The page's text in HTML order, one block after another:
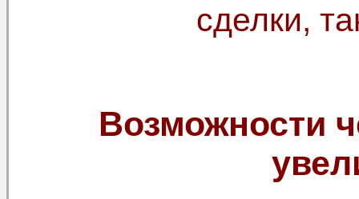
сделки,
Возможности